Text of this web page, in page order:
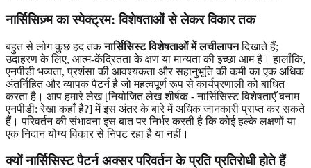
नार्सिसिज़्म का स्पेक्ट्रम: विशेषताओं से लेकर विकार तक
बहुत से लोग कुछ हद तकनार्सिसिस्ट विशेषताओं में लचीलापनदिखाते हैं;
उदाहरण के लिए, आत्म-केंद्रितता के क्षण या मान्यता की इच्छा आम है। हालाँकि,
एनपीडी भव्यता, प्रशंसा की आवश्यकता और सहानुभूति की कमी का एक अधिक
अंतर्निहित और व्यापक पैटर्न है जो महत्वपूर्ण रूप से कार्यप्रणाली को बाधित
करता है। आप हमारे लेख [नियोजित लेख शीर्षक - नार्सिसिस्ट विशेषताएँ बनाम
एनपीडी: रेखा कहाँ है?] में इस अंतर के बारे में अधिक जानकारी प्राप्त कर सकते
हैं। परिवर्तन की संभावना इस बात पर निर्भर करती है कि कोई हल्के लक्षणों या
एक निदान योग्य विकार से निपट रहा है या नहीं।
क्यों नार्सिसिस्ट पैटर्न अक्सर परिवर्तन के प्रति प्रतिरोधी होते हैं